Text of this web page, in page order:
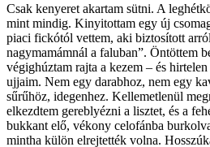
Csak kenyeret akartam sütni. A
mint mindig. Kinyitottam egy új
piaci fickótól vettem, aki biztosított
nagymamámnál a faluban”. Öntöttem
végighúztam rajta a kezem – és
ujjaim. Nem egy darabhoz, nem egy
sűrűhöz, idegenhez. Kellemetlenül
elkezdtem gereblyézni a lisztet, és a
bukkant elő, vékony celofánba
mintha külön elrejtették volna.